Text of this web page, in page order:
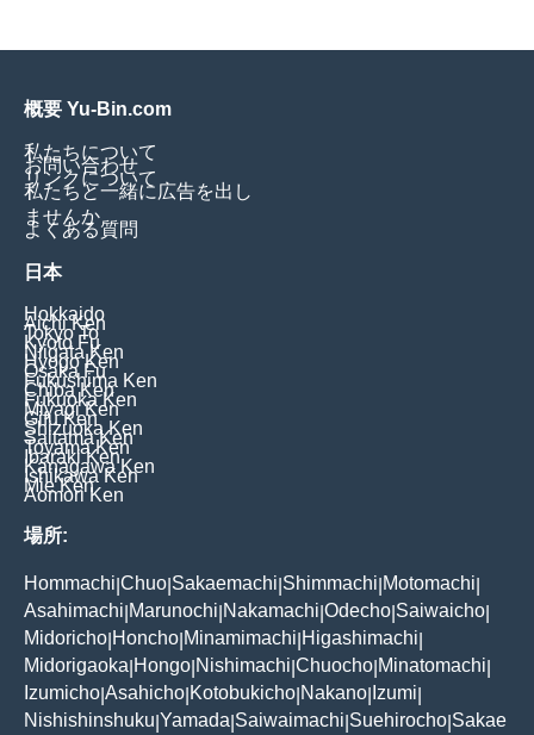
概要 Yu-Bin.com
私たちについて
お問い合わせ
リンクについて
私たちと一緒に広告を出し
ませんか
よくある質問
日本
Hokkaido
Aichi Ken
Tokyo To
Kyoto Fu
Niigata Ken
Hyogo Ken
Osaka Fu
Fukushima Ken
Chiba Ken
Fukuoka Ken
Miyagi Ken
Gifu Ken
Shizuoka Ken
Saitama Ken
Toyama Ken
Ibaraki Ken
Kanagawa Ken
Ishikawa Ken
Mie Ken
Aomori Ken
場所:
Hommachi Chuo Sakaemachi Shimmachi Motomachi
Asahimachi Marunochi Nakamachi Odecho Saiwaicho
Midoricho Honcho Minamimachi Higashimachi
Midorigaoka Hongo Nishimachi Chuocho Minatomachi
Izumicho Asahicho Kotobukicho Nakano Izumi
Nishishinshuku Yamada Saiwaimachi Suehirocho Sakae